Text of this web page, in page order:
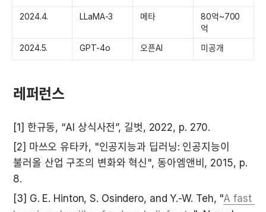
2024.4. LLaMA-3 메타
80억~700
억
2024.5.
GPT-4o 오픈AI 미공개
레퍼런스
[1] 한규동, “AI 상식사전”, 길벗, 2022, p. 270.
[2] 마쓰오 유타카, "인공지능과 딥러닝: 인공지능이
불러올 산업 구조의 변화와 혁신", 동아엠앤비, 2015, p.
8.
[3] G. E. Hinton, S. Osindero, and Y.-W. Teh, "A fast